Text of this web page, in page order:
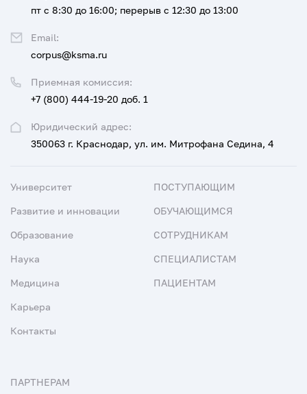
Юридический адрес:
350063 г. Краснодар, ул. им. Митрофана Седина, 4
Приемная комиссия:
+7 (800) 444-19-20 доб. 1
пт с 8:30 до 16:00; перерыв с 12:30 до 13:00
Email:
corpus@ksma.ru
Университет
Развитие и инновации
Образование
Наука
Медицина
Карьера
Контакты
ПОСТУПАЮЩИМ
ОБУЧАЮЩИМСЯ
СОТРУДНИКАМ
СПЕЦИАЛИСТАМ
ПАЦИЕНТАМ
ПАРТНЕРАМ